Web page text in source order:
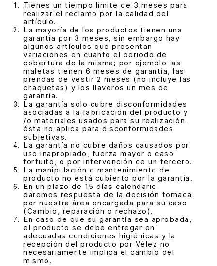
Tienes un tiempo límite de 3 meses para
realizar el reclamo por la calidad del
artículo.
La mayoría de los productos tienen una
garantía por 3 meses, sin embargo hay
algunos artículos que presentan
variaciones en cuanto el periodo de
cobertura de la misma; por ejemplo las
maletas tienen 6 meses de garantía, las
prendas de vestir 2 meses (no incluye las
chaquetas) y los llaveros un mes de
garantía.
La garantía solo cubre disconformidades
asociadas a la fabricación del producto y
/o materiales usados para su realización,
ésta no aplica para disconformidades
subjetivas.
La garantía no cubre daños causados por
uso inapropiado, fuerza mayor o caso
fortuito, o por intervención de un tercero.
La manipulación o mantenimiento del
producto no está cubierto por la garantía.
En un plazo de 15 días calendario
daremos respuesta de la decisión tomada
por nuestra área encargada para su caso
(Cambio, reparación o rechazo).
En caso de que su garantía sea aprobada,
el producto se debe entregar en
adecuadas condiciones higiénicas y la
recepción del producto por Vélez no
necesariamente implica el cambio del
mismo.